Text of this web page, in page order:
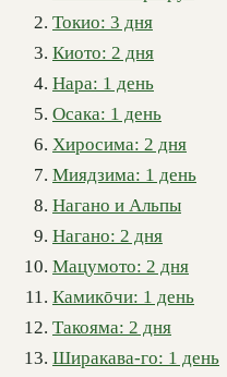
Токио: 3 дня
Киото: 2 дня
Нара: 1 день
Осака: 1 день
Хиросима: 2 дня
Миядзима: 1 день
Нагано и Альпы
Нагано: 2 дня
Мацумото: 2 дня
Камикōчи: 1 день
Такояма: 2 дня
Ширакава-го: 1 день